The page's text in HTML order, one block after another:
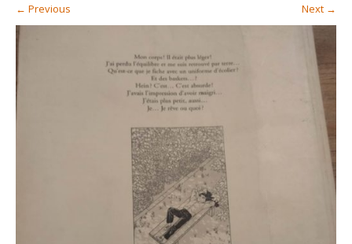
← Previous Next →